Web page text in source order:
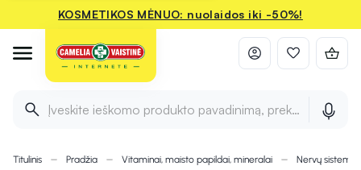
KOSMETIKOS MĖNUO: nuolaidos iki -50%!
Įveskite ieškomo produkto pavadinimą, prekės ženklą ir
Titulinis Pradžia Vitaminai, maisto papildai, mineralai Nervų sistemai